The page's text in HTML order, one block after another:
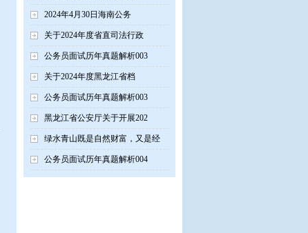
2024年4月30日海南公务
关于2024年度省直司法行政
公务员面试历年真题解析003
关于2024年度黑龙江省档
公务员面试历年真题解析003
黑龙江省公安厅关于开展202
绿水青山既是自然财富，又是经
公务员面试历年真题解析004